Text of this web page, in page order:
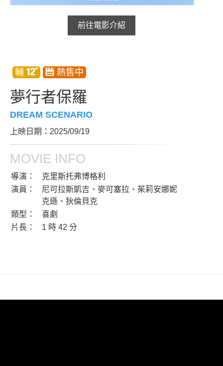
前往電影介紹
夢行者保羅
DREAM SCENARIO
上映日期：2025/09/19
MOVIE INFO
導演：
克里斯托弗博格利
演員：
尼可拉斯凱吉、麥可塞拉、茱莉安娜妮
克遜、狄倫貝克
類型：
喜劇
片長：
1 時 42 分
會員活動
會員Q&A